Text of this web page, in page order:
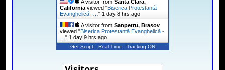
A visitor from Santa Clara,
Californiaviewed "Biserica Protestantă
Evanghelică -… " 1 day 8 hrs ago
A visitor from Sanpetru, Brasov
viewed "Biserica Protestantă Evanghelică -
" 1 day 9 hrs ago
Get Script Real Time Tracking ON